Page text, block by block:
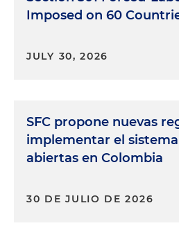
Imposed on 60
JULY 30, 2026
SFC propone nuevas
implementar el
abiertas en Colombia
30 DE JULIO DE 2026